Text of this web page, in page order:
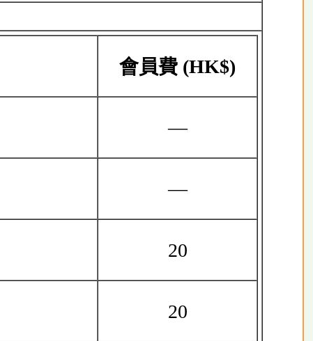
會員費 (HK$)
—
—
20
20